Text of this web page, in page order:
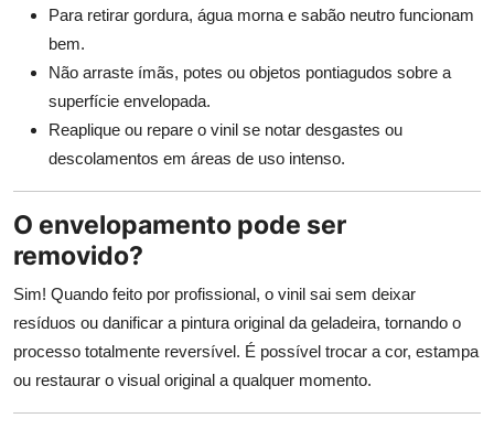
Para retirar gordura, água morna e sabão neutro funcionam
bem.
Não arraste ímãs, potes ou objetos pontiagudos sobre a
superfície envelopada.
Reaplique ou repare o vinil se notar desgastes ou
descolamentos em áreas de uso intenso.
O envelopamento pode ser
removido?
Sim! Quando feito por profissional, o vinil sai sem deixar
resíduos ou danificar a pintura original da geladeira, tornando o
processo totalmente reversível. É possível trocar a cor, estampa
ou restaurar o visual original a qualquer momento.